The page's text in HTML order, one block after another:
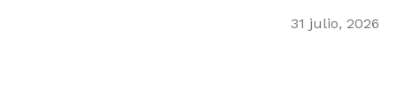
31 julio, 2026